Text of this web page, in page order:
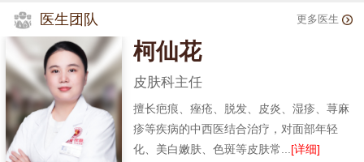
医生团队 更多医生
柯仙花
皮肤科主任
擅长疤痕、痤疮、脱发、皮炎、湿疹、荨麻
疹等疾病的中西医结合治疗，对面部年轻
化、美白嫩肤、色斑等皮肤常... [详细]